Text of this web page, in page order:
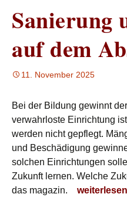
Sanierung
auf dem
11. November 2025
Bei der Bildung gewinnt
verwahrloste Einrichtung
werden nicht gepflegt.
und Beschädigung
solchen Einrichtungen
Zukunft lernen. Welche
das magazin.
Sanierung
weiterlesen